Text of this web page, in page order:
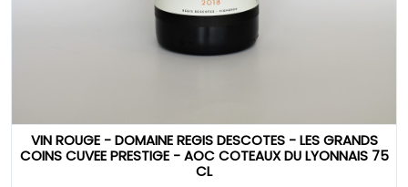
VIN ROUGE - DOMAINE REGIS DESCOTES - LES GRANDS
COINS CUVEE PRESTIGE - AOC COTEAUX DU LYONNAIS 75
CL